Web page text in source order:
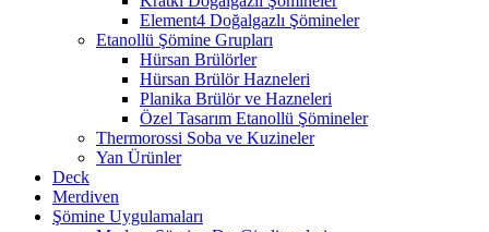
Element4 Doğalgazlı Şömineler
Etanollü Şömine Grupları
Hürsan Brülörler
Hürsan Brülör Hazneleri
Planika Brülör ve Hazneleri
Özel Tasarım Etanollü Şömineler
Thermorossi Soba ve Kuzineler
Yan Ürünler
Deck
Merdiven
Şömine Uygulamaları